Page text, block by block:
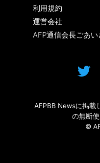
利用規約
運営会社
AFP通信会長ごあい
AFPBB Newsに掲載
の無断使
©